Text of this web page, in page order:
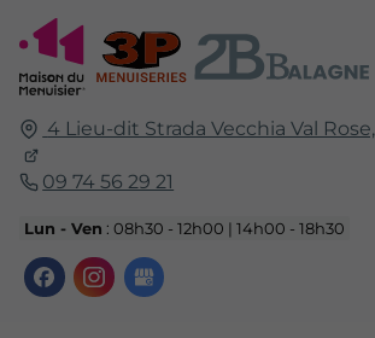
4 Lieu-dit Strada Vecchia Val Rose,
09 74 56 29 21
Lun - Ven : 08h30 - 12h00 | 14h00 - 18h30